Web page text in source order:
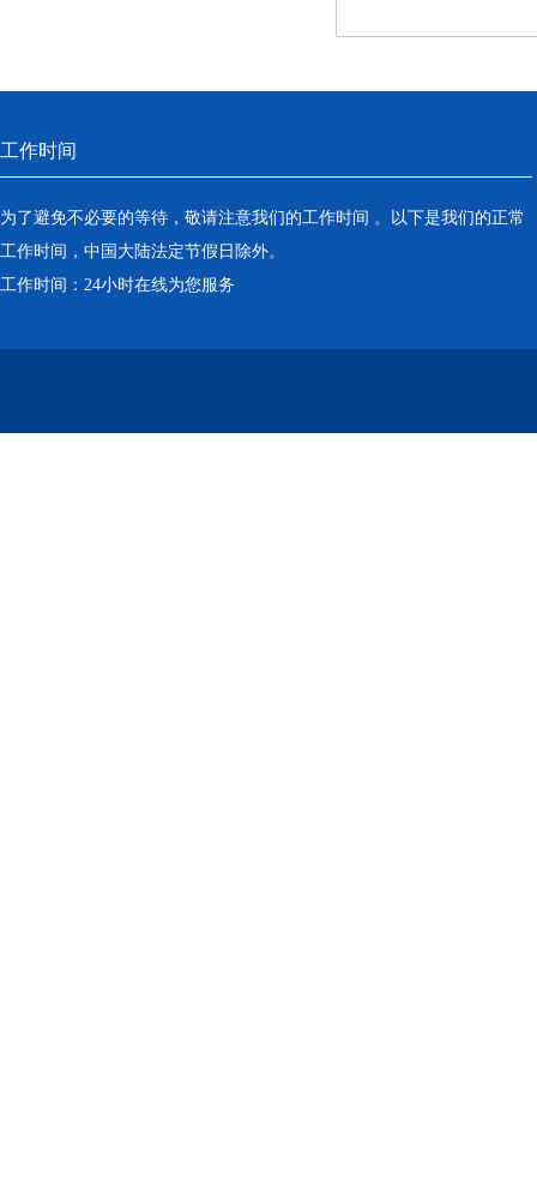
工作时间
为了避免不必要的等待，敬请注意我们的工作时间 。以下是我们的正常
工作时间，中国大陆法定节假日除外。
工作时间：24小时在线为您服务